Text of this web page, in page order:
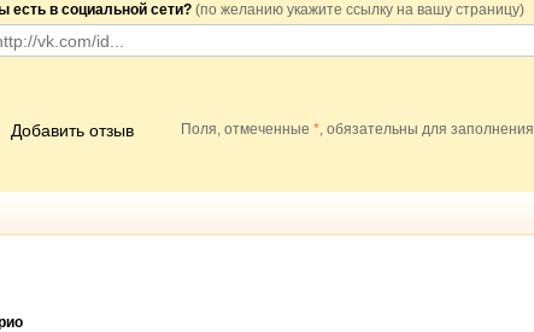
есть в социальной сети? (по желанию укажите ссылку на вашу страницу)
Добавить отзыв Поля, отмеченные *, обязательны для заполнения